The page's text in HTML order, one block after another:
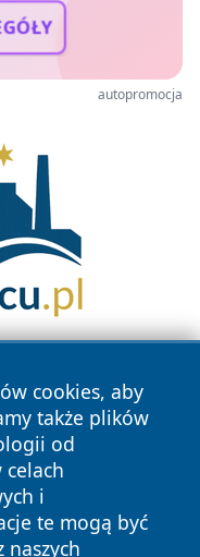
autopromocja
cookies, aby
także plików
od
i
te mogą być
naszych
prawa zastrzeżone.